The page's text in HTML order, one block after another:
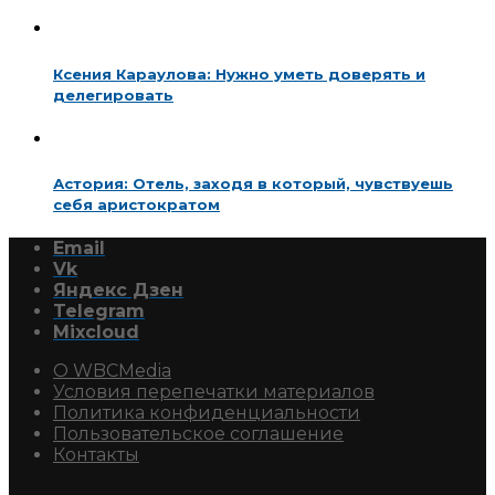
Ксения Караулова: Нужно уметь доверять и
делегировать
Астория: Отель, заходя в который, чувствуешь
себя аристократом
Email
Vk
Яндекс Дзен
Telegram
Mixcloud
О WBCMedia
Условия перепечатки материалов
Политика конфиденциальности
Пользовательское соглашение
Контакты